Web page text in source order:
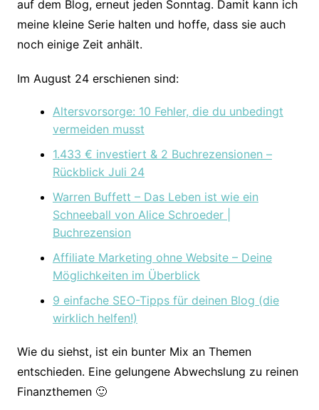
auf dem Blog, erneut jeden Sonntag. Damit kann ich
meine kleine Serie halten und hoffe, dass sie auch
noch einige Zeit anhält.
Im August 24 erschienen sind:
Altersvorsorge: 10 Fehler, die du unbedingt
vermeiden musst
1.433 € investiert & 2 Buchrezensionen –
Rückblick Juli 24
Warren Buffett – Das Leben ist wie ein
Schneeball von Alice Schroeder |
Buchrezension
Affiliate Marketing ohne Website – Deine
Möglichkeiten im Überblick
9 einfache SEO-Tipps für deinen Blog (die
wirklich helfen!)
Wie du siehst, ist ein bunter Mix an Themen
entschieden. Eine gelungene Abwechslung zu reinen
Finanzthemen 🙂